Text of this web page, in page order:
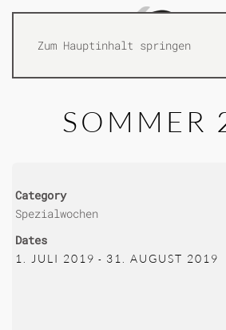
Zum Hauptinhalt springen
SOMMER
Category
Spezialwochen
Dates
1. JULI 2019 - 31. AUGUST 2019